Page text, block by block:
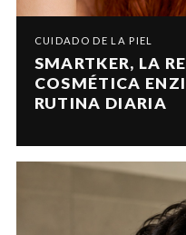
CUIDADO DE LA PIEL
SMARTKER, LA
COSMÉTICA
RUTINA DIARIA